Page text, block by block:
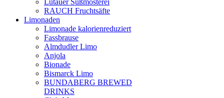
Lütauer Süßmosterei
RAUCH Fruchtsäfte
Limonaden
Limonade kalorienreduziert
Fassbrause
Almdudler Limo
Anjola
Bionade
Bismarck Limo
BUNDABERG BREWED
DRINKS